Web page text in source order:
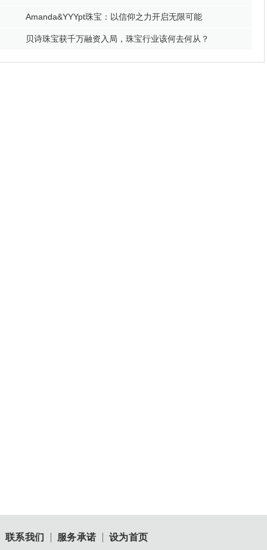
Amanda&YYYpt珠宝：以信仰之力开启无限可能
贝诗珠宝获千万融资入局，珠宝行业该何去何从？
联系我们 服务承诺 设为首页